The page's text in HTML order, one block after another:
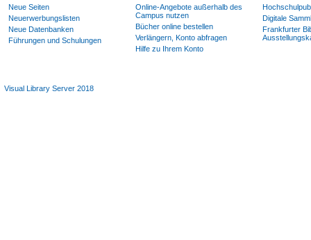
Neue Seiten
Neuerwerbungslisten
Neue Datenbanken
Führungen und Schulungen
Online-Angebote außerhalb des
Campus nutzen
Bücher online bestellen
Verlängern, Konto abfragen
Hilfe zu Ihrem Konto
Digitale
Frankfurter
Visual Library Server 2018